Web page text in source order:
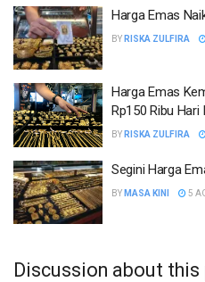
Harga Emas
BY RISKA ZULFIRA
Harga Emas
Rp150 Ribu Hari
BY RISKA ZULFIRA
Segini Harga
BY MASA KINI 5
Discussion about this